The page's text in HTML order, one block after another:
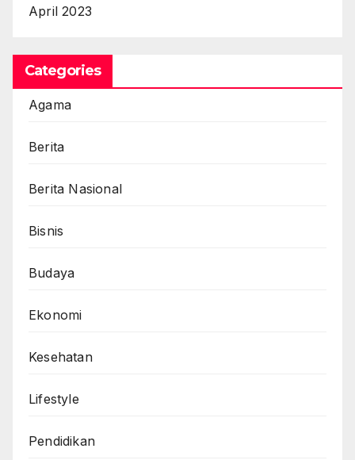
April 2023
Categories
Agama
Berita
Berita Nasional
Bisnis
Budaya
Ekonomi
Kesehatan
Lifestyle
Pendidikan